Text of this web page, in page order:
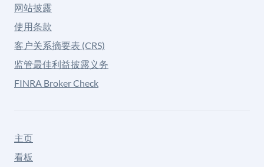
网站披露
使用条款
客户关系摘要表 (CRS)
监管最佳利益披露义务
FINRA Broker Check
主页
看板